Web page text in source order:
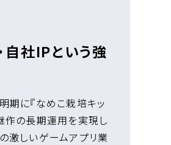
自社IPという強
期に『なめこ栽培キッ
作の長期運用を実現し
激しいゲームアプリ業